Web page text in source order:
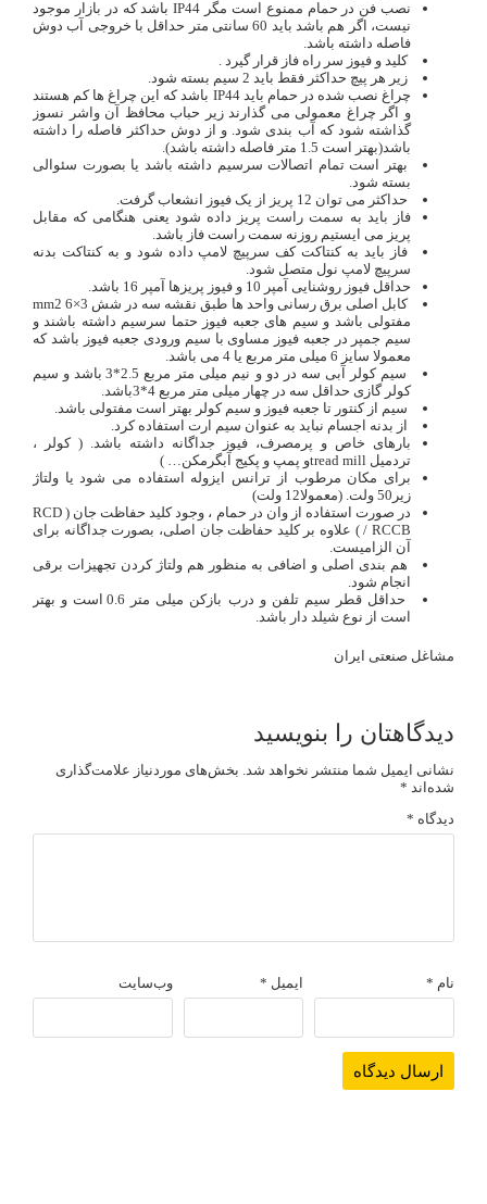
نصب فن در حمام ممنوع است مگر IP44 باشد که در بازار موجود
نیست، اگر هم باشد باید 60 سانتی متر حداقل با خروجی آب دوش
فاصله داشته باشد.
کلید و فیوز سر راه فاز قرار گیرد .
زیر هر پیچ حداکثر فقط باید 2 سیم بسته شود.
چراغ نصب شده در حمام باید IP44 باشد که این چراغ ها کم هستند
و اگر چراغ معمولی می گذارند زیر حباب محافظ آن واشر نسوز
گذاشته شود که آب بندی شود. و از دوش حداکثر فاصله را داشته
باشد(بهتر است 1.5 متر فاصله داشته باشد).
بهتر است تمام اتصالات سرسیم داشته باشد یا بصورت سئوالی
بسته شود.
حداکثر می توان 12 پریز از یک فیوز انشعاب گرفت.
فاز باید به سمت راست پریز داده شود یعنی هنگامی که مقابل
پریز می ایستیم روزنه سمت راست فاز باشد.
فاز باید به کنتاکت کف سرپیچ لامپ داده شود و به کنتاکت بدنه
سرپیچ لامپ نول متصل شود.
حداقل فیوز روشنایی آمپر 10 و فیوز پریزها آمپر 16 باشد.
کابل اصلی برق رسانی واحد ها طبق نقشه سه در شش mm2 6×3
مفتولی باشد و سیم های جعبه فیوز حتما سرسیم داشته باشند و
سیم جمپر در جعبه فیوز مساوی با سیم ورودی جعبه فیوز باشد که
معمولا سایز 6 میلی متر مربع یا 4 می باشد.
سیم کولر آبی سه در دو و نیم میلی متر مربع 2.5*3 باشد و سیم
کولر گازی حداقل سه در چهار میلی متر مربع 4*3باشد.
سیم از کنتور تا جعبه فیوز و سیم کولر بهتر است مفتولی باشد.
از بدنه اجسام نباید به عنوان سیم ارت استفاده کرد.
بارهای خاص و پرمصرف، فیوز جداگانه داشته باشد. ( کولر ،
تردمیل tread millو پمپ و پکیج آبگرمکن… )
برای مکان مرطوب از ترانس ایزوله استفاده می شود یا ولتاژ
زیر50 ولت. (معمولا12 ولت)
در صورت استفاده از وان در حمام ، وجود کلید حفاظت جان ( RCD
/ RCCB ) علاوه بر کلید حفاظت جان اصلی، بصورت جداگانه برای
آن الزامیست.
هم بندی اصلی و اضافی به منظور هم ولتاژ کردن تجهیزات برقی
انجام شود.
حداقل قطر سیم تلفن و درب بازکن میلی متر 0.6 است و بهتر
است از نوع شیلد دار باشد.
مشاغل صنعتی ایران
دیدگاهتان را بنویسید
نشانی ایمیل شما منتشر نخواهد شد. بخش‌های موردنیاز علامت‌گذاری
شده‌اند *
دیدگاه *
نام * ایمیل * وب‌سایت